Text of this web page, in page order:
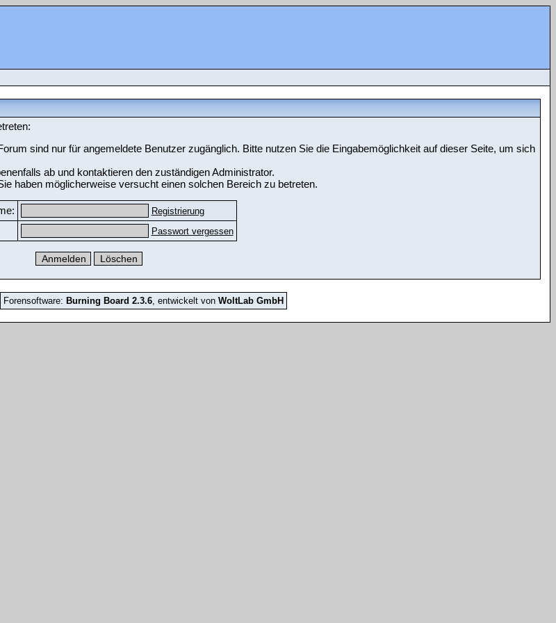
sind nur für angemeldete Benutzer zugänglich. Bitte nutzen Sie die Eingabemöglichkeit auf dieser Seite, um sich
ab und kontaktieren den zuständigen Administrator.
haben möglicherweise versucht einen solchen Bereich zu betreten.
Registrierung
Passwort vergessen
Forensoftware: Burning Board 2.3.6, entwickelt von WoltLab GmbH